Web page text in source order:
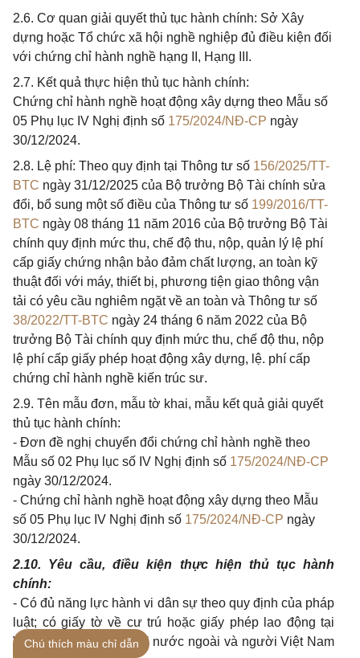
2.6. Cơ quan giải quyết thủ tục hành chính: Sở Xây
dựng hoặc Tổ chức xã hội nghề nghiệp đủ điều kiện đối
với chứng chỉ hành nghề hạng II, Hạng III.
2.7. Kết quả thực hiện thủ tục hành chính:
Chứng chỉ hành nghề hoạt động xây dựng theo Mẫu số
05 Phụ lục IV Nghị định số 175/2024/NĐ-CP ngày
30/12/2024.
2.8. Lệ phí: Theo quy định tại Thông tư số 156/2025/TT-
BTC ngày 31/12/2025 của Bộ trưởng Bộ Tài chính sửa
đổi, bổ sung một số điều của Thông tư số 199/2016/TT-
BTC ngày 08 tháng 11 năm 2016 của Bộ trưởng Bộ Tài
chính quy định mức thu, chế độ thu, nộp, quản lý lệ phí
cấp giấy chứng nhận bảo đảm chất lượng, an toàn kỹ
thuật đối với máy, thiết bị, phương tiện giao thông vận
tải có yêu cầu nghiêm ngặt về an toàn và Thông tư số
38/2022/TT-BTC ngày 24 tháng 6 năm 2022 của Bộ
trưởng Bộ Tài chính quy định mức thu, chế độ thu, nộp
lệ phí cấp giấy phép hoạt động xây dựng, lệ. phí cấp
chứng chỉ hành nghề kiến trúc sư.
2.9. Tên mẫu đơn, mẫu tờ khai, mẫu kết quả giải quyết
thủ tục hành chính:
- Đơn đề nghị chuyển đổi chứng chỉ hành nghề theo
Mẫu số 02 Phụ lục số IV Nghị định số 175/2024/NĐ-CP
ngày 30/12/2024.
- Chứng chỉ hành nghề hoạt động xây dựng theo Mẫu
số 05 Phụ lục IV Nghị định số 175/2024/NĐ-CP ngày
30/12/2024.
2.10. Yêu cầu, điều kiện thực hiện thủ tục hành
chính:
- Có đủ năng lực hành vi dân sự theo quy định của pháp
luật; có giấy tờ về cư trú hoặc giấy phép lao động tại
Việt Nam đối với người nước ngoài và người Việt Nam
Chú thích màu chỉ dẫn